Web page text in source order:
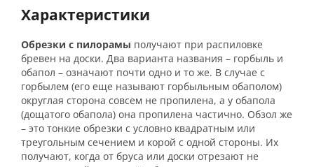
Характеристики
Обрезки с пилорамы получают при распиловке
бревен на доски. Два варианта названия – горбыль и
обапол – означают почти одно и то же. В случае с
горбылем (его еще называют горбыльным обаполом)
округлая сторона совсем не пропилена, а у обапола
(дощатого обапола) она пропилена частично. Обзол же
– это тонкие обрезки с условно квадратным или
треугольным сечением и корой с одной стороны. Их
получают, когда от бруса или доски отрезают не